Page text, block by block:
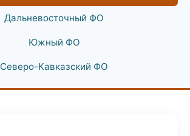
Дальневосточный ФО
Южный ФО
Северо-Кавказский ФО